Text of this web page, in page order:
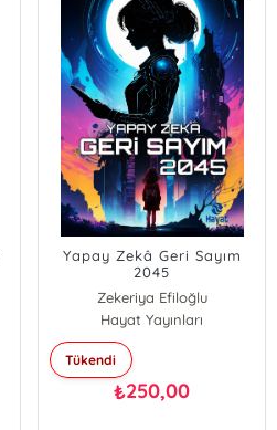
Yapay Zekâ Geri Sayım
2045
Zekeriya Efiloğlu
Hayat Yayınları
Tükendi
₺250,00